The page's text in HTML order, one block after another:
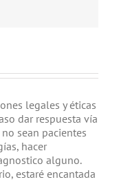
legales y éticas
dar respuesta vía
sean pacientes
hacer
alguno.
estaré encantada